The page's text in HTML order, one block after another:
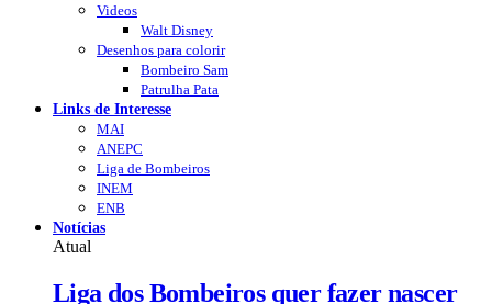
Videos
Walt Disney
Desenhos para colorir
Bombeiro Sam
Patrulha Pata
Links de Interesse
MAI
ANEPC
Liga de Bombeiros
INEM
ENB
Notícias
Atual
Liga dos Bombeiros quer fazer nascer